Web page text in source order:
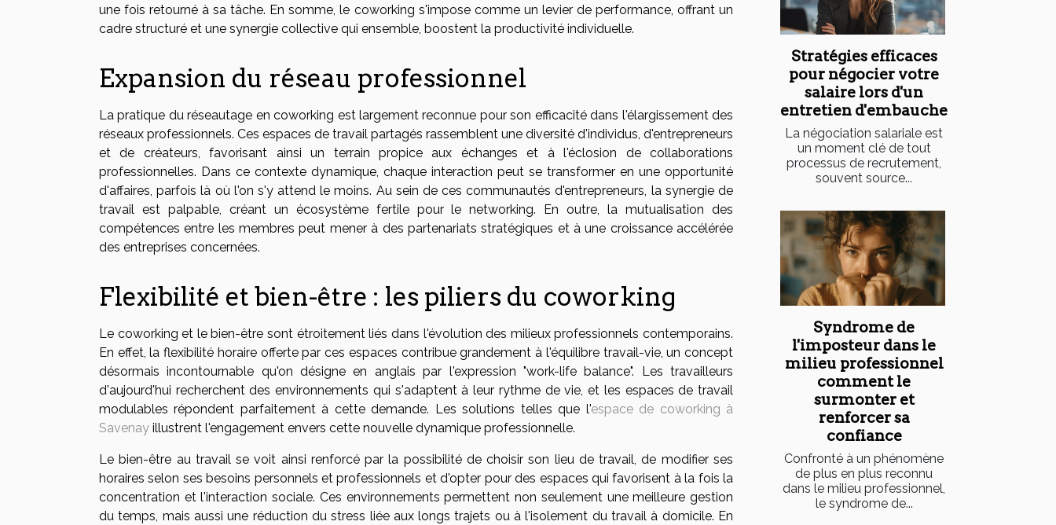
une fois retourné à sa tâche. En somme, le coworking s'impose comme un levier de performance, offrant un
cadre structuré et une synergie collective qui ensemble, boostent la productivité individuelle.
Expansion du réseau professionnel
La pratique du réseautage en coworking est largement reconnue pour son efficacité dans l'élargissement des
réseaux professionnels. Ces espaces de travail partagés rassemblent une diversité d'individus, d'entrepreneurs
et de créateurs, favorisant ainsi un terrain propice aux échanges et à l'éclosion de collaborations
professionnelles. Dans ce contexte dynamique, chaque interaction peut se transformer en une opportunité
d'affaires, parfois là où l'on s'y attend le moins. Au sein de ces communautés d'entrepreneurs, la synergie de
travail est palpable, créant un écosystème fertile pour le networking. En outre, la mutualisation des
compétences entre les membres peut mener à des partenariats stratégiques et à une croissance accélérée
des entreprises concernées.
Flexibilité et bien-être : les piliers du coworking
Le coworking et le bien-être sont étroitement liés dans l'évolution des milieux professionnels contemporains.
En effet, la flexibilité horaire offerte par ces espaces contribue grandement à l'équilibre travail-vie, un concept
désormais incontournable qu'on désigne en anglais par l'expression "work-life balance". Les travailleurs
d'aujourd'hui recherchent des environnements qui s'adaptent à leur rythme de vie, et les espaces de travail
modulables répondent parfaitement à cette demande. Les solutions telles que l'espace de coworking à
Savenay illustrent l'engagement envers cette nouvelle dynamique professionnelle.
Le bien-être au travail se voit ainsi renforcé par la possibilité de choisir son lieu de travail, de modifier ses
horaires selon ses besoins personnels et professionnels et d'opter pour des espaces qui favorisent à la fois la
concentration et l'interaction sociale. Ces environnements permettent non seulement une meilleure gestion
du temps, mais aussi une réduction du stress liée aux longs trajets ou à l'isolement du travail à domicile. En
Stratégies efficaces
pour négocier votre
salaire lors d'un
entretien d'embauche
La négociation salariale est
un moment clé de tout
processus de recrutement,
souvent source...
Syndrome de
l'imposteur dans le
milieu professionnel
comment le
surmonter et
renforcer sa
confiance
Confronté à un phénomène
de plus en plus reconnu
dans le milieu professionnel,
le syndrome de...